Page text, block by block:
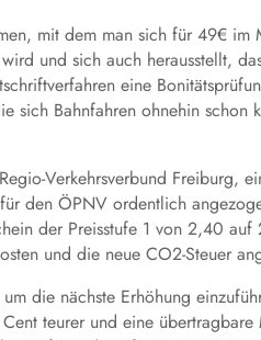
mit dem man sich für 49€
und sich auch herausstellt,
eine
sich Bahnfahren ohnehin schon
Verkehrsverbund Freiburg,
den ÖPNV ordentlich
der Preisstufe 1 von 2,40
und die neue CO2-Steuer
die nächste Erhöhung
teurer und eine